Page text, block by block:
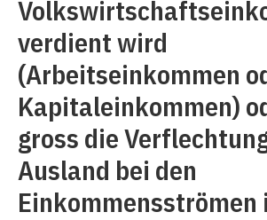
verdient wird
(Arbeitseinkommen
Kapitaleinkommen)
gross die
Ausland bei den
Einkommensströmen